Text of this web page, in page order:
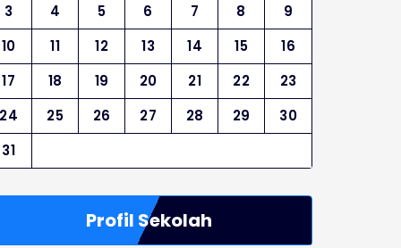
3
4 5 6 7 8
9
10
11 12 13 14 15
16
17
18 19 20 21 22
23
24
25 26 27 28 29
30
31
Profil Sekolah